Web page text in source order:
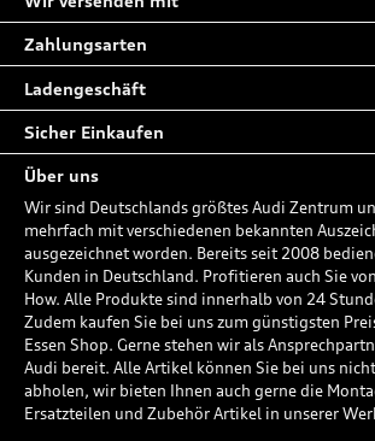
Zahlungsarten
Ladengeschäft
Sicher Einkaufen
Über uns
Wir sind Deutschlands größtes Audi Zentrum
mehrfach mit verschiedenen bekannten
ausgezeichnet worden. Bereits seit 2008
Kunden in Deutschland. Profitieren auch Sie
How. Alle Produkte sind innerhalb von 24
Zudem kaufen Sie bei uns zum günstigsten
Essen Shop. Gerne stehen wir als
Audi bereit. Alle Artikel können Sie bei uns
abholen, wir bieten Ihnen auch gerne die
Ersatzteilen und Zubehör Artikel in unserer